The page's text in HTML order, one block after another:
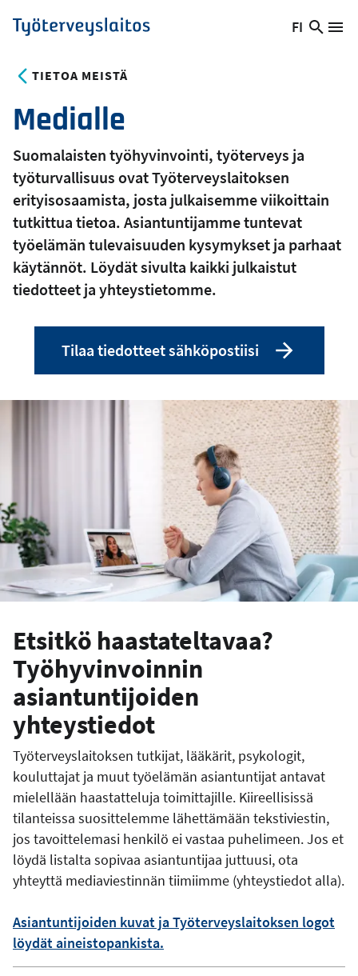
Hyppää
pääsisältöön
Työterveyslaitos
Vaihda
FI
Hae
TIETOA MEISTÄ
Medialle
Suomalaisten työhyvinvointi, työterveys ja
työturvallisuus ovat Työterveyslaitoksen
erityisosaamista, josta julkaisemme viikoittain
tutkittua tietoa. Asiantuntijamme tuntevat
työelämän tulevaisuuden kysymykset ja parhaat
käytännöt. Löydät sivulta kaikki julkaistut
tiedotteet ja yhteystietomme.
Tilaa tiedotteet sähköpostiisi
Etsitkö haastateltavaa?
Työhyvinvoinnin
asiantuntijoiden
yhteystiedot
Työterveyslaitoksen tutkijat, lääkärit, psykologit,
kouluttajat ja muut työelämän asiantuntijat antavat
mielellään haastatteluja toimittajille. Kiireellisissä
tilanteissa suosittelemme lähettämään tekstiviestin,
jos tavoittelemasi henkilö ei vastaa puhelimeen. Jos et
löydä listalta sopivaa asiantuntijaa juttuusi, ota
yhteyttä mediaviestinnän tiimiimme (yhteystiedot alla).
Asiantuntijoiden kuvat ja Työterveyslaitoksen logot
löydät aineistopankista.